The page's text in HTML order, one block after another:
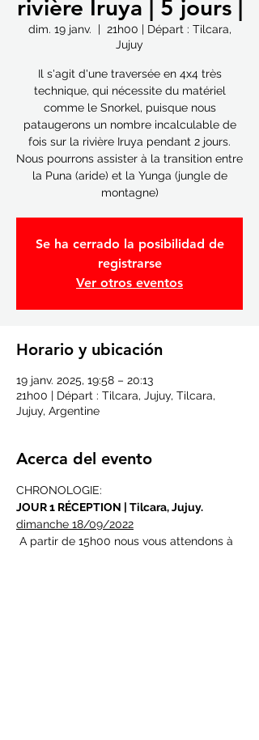
rivière Iruya | 5 jours |
dim. 19 janv.
  |
21h00 | Départ : Tilcara,
Jujuy
Il s'agit d'une traversée en 4x4 très
technique, qui nécessite du matériel
comme le Snorkel, puisque nous
pataugerons un nombre incalculable de
fois sur la rivière Iruya pendant 2 jours.
Nous pourrons assister à la transition entre
la Puna (aride) et la Yunga (jungle de
montagne)
Se ha cerrado la posibilidad de
registrarse
Ver otros eventos
Horario y ubicación
19 janv. 2025, 19:58 – 20:13
21h00 | Départ : Tilcara, Jujuy, Tilcara,
Jujuy, Argentine
Acerca del evento
CHRONOLOGIE:
JOUR 1 RÉCEPTION | Tilcara, Jujuy.
dimanche 18/09/2022